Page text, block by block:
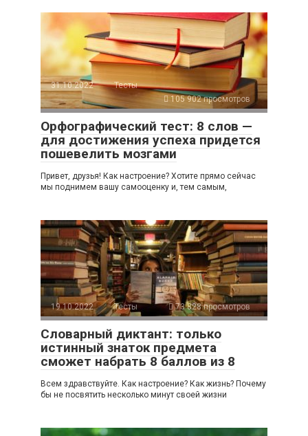
31.10.2022
Тесты
105 902 просмотров
Орфографический тест: 8 слов —
для достижения успеха придется
пошевелить мозгами
Привет, друзья! Как настроение? Хотите прямо сейчас
мы поднимем вашу самооценку и, тем самым,
19.10.2022 Тесты 73 828 просмотров
Словарный диктант: только
истинный знаток предмета
сможет набрать 8 баллов из 8
Всем здравствуйте. Как настроение? Как жизнь? Почему
бы не посвятить несколько минут своей жизни